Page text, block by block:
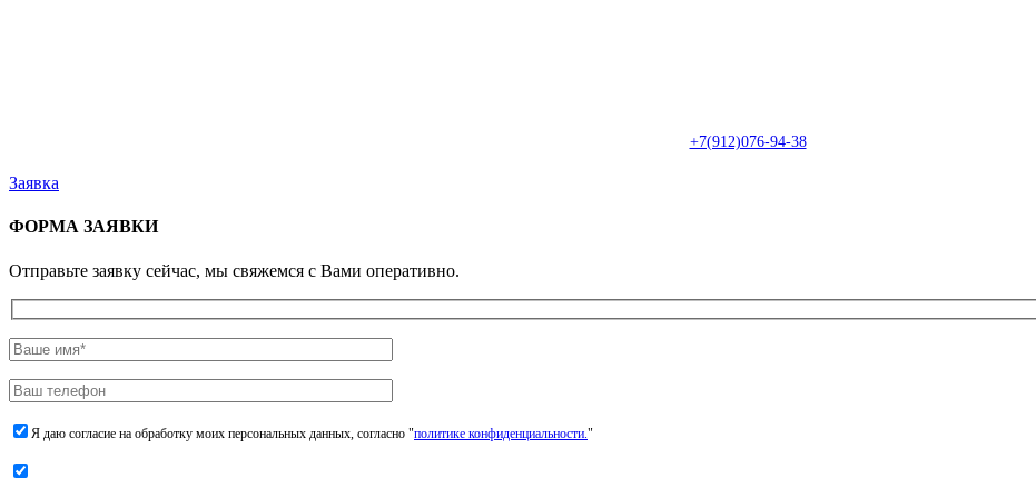
+7(912)076-94-38
Заявка
ФОРМА ЗАЯВКИ
Отправьте заявку сейчас, мы свяжемся с Вами оперативно.
Я даю согласие на обработку моих персональных данных, согласно "политике конфиденциальности."